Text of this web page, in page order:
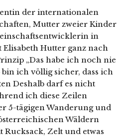
der internationalen
Mutter zweier Kinder
in
Hutter ganz nach
„Das habe ich noch nie
ich völlig sicher, dass ich
Deshalb darf es nicht
ich diese Zeilen
5-tägigen Wanderung und
Wäldern
Rucksack, Zelt und etwas